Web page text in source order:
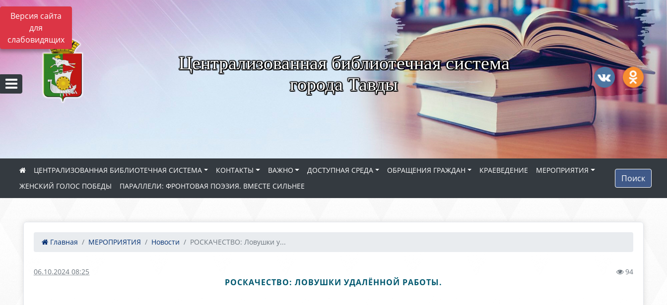
Версия сайта
для
слабовидящих
Централизованная библиотечная система
города Тавды
ЦЕНТРАЛИЗОВАННАЯ БИБЛИОТЕЧНАЯ СИСТЕМА КОНТАКТЫ ВАЖНО ДОСТУПНАЯ СРЕДА ОБРАЩЕНИЯ ГРАЖДАН КРАЕВЕДЕНИЕ
МЕРОПРИЯТИЯ
ЖЕНСКИЙ ГОЛОС ПОБЕДЫ
ПАРАЛЛЕЛИ: ФРОНТОВАЯ ПОЭЗИЯ. ВМЕСТЕ СИЛЬНЕЕ
Поиск
Главная МЕРОПРИЯТИЯ Новости РОСКАЧЕСТВО: Ловушки у...
06.10.2024 08:25 94
РОСКАЧЕСТВО: ЛОВУШКИ УДАЛЁННОЙ РАБОТЫ.